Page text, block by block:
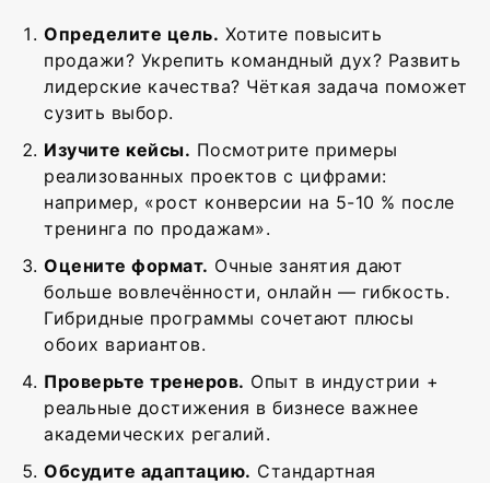
Определите цель. Хотите повысить
продажи? Укрепить командный дух? Развить
лидерские качества? Чёткая задача поможет
сузить выбор.
Изучите кейсы. Посмотрите примеры
реализованных проектов с цифрами:
например, «рост конверсии на 5-10 % после
тренинга по продажам».
Оцените формат. Очные занятия дают
больше вовлечённости, онлайн — гибкость.
Гибридные программы сочетают плюсы
обоих вариантов.
Проверьте тренеров. Опыт в индустрии +
реальные достижения в бизнесе важнее
академических регалий.
Обсудите адаптацию. Стандартная